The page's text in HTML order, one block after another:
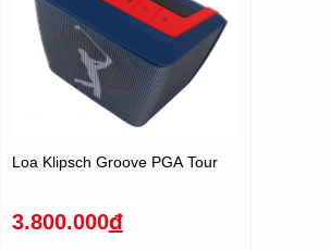
Loa Klipsch Groove PGA Tour
3.800.000đ